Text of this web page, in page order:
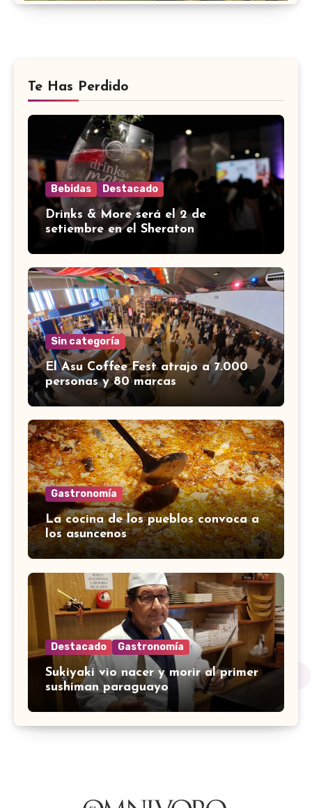
Te Has Perdido
Bebidas Destacado
Drinks & More será el 2 de
setiembre en el Sheraton
Sin categoría
El Asu Coffee Fest atrajo a 7.000
personas y 80 marcas
Gastronomía
La cocina de los pueblos convoca a
los asuncenos
Destacado Gastronomía
Sukiyaki vio nacer y morir al primer
sushiman paraguayo